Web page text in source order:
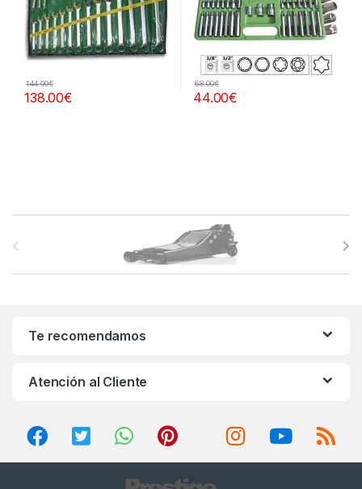
138.00€
144.00€
44.00€
68.00€
a
Te recomendamos
Atención al Cliente